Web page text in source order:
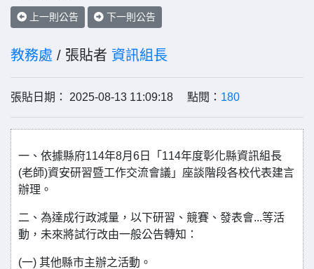
上一則公告 下一則公告
教務處 / 張貼者 資訊組長
張貼日期： 2025-08-13 11:09:18 點閱： 180
一、依據縣府114年8月6日「114年度彰化縣資訊組長
(老師)資安研習暨工作交流會議」座談階段各校代表建言
辦理。
二、為達成行政減量，以下研習、競賽、發表會...等活
動，未來將試行改由一般公告轉知：
(一) 其他縣市主辦之活動。